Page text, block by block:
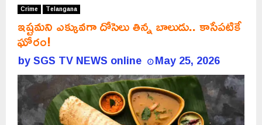
Crime Telangana
ఇష్టమని ఎక్కువగా దోసెలు తిన్న బాలుడు.. కాసేపటికే
ఘోరం!
bySGS TV NEWS online May 25, 2026